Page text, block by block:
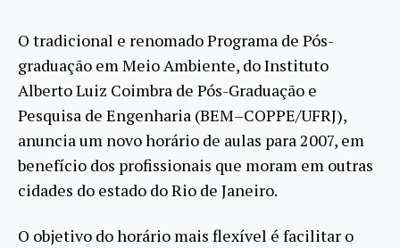
O tradicional e renomado Programa de Pós-
graduação em Meio Ambiente, do Instituto
Alberto Luiz Coimbra de Pós-Graduação e
Pesquisa de Engenharia (BEM–COPPE/UFRJ),
anuncia um novo horário de aulas para 2007, em
benefício dos profissionais que moram em outras
cidades do estado do Rio de Janeiro.
O objetivo do horário mais flexível é facilitar o